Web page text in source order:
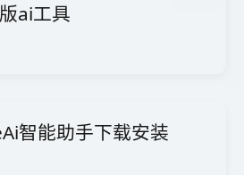
ai工具
智能助手下载安装